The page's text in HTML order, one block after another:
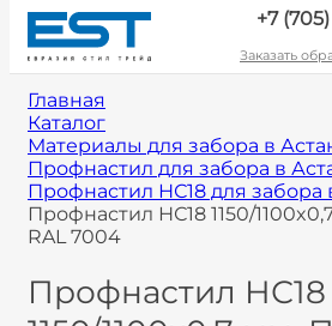
+7
Заказать
Главная
Каталог
Материалы для забора в
Профнастил для забора в
Профнастил НС18 для забора
Профнастил НС18 1150/
RAL 7004
Профнастил НС18